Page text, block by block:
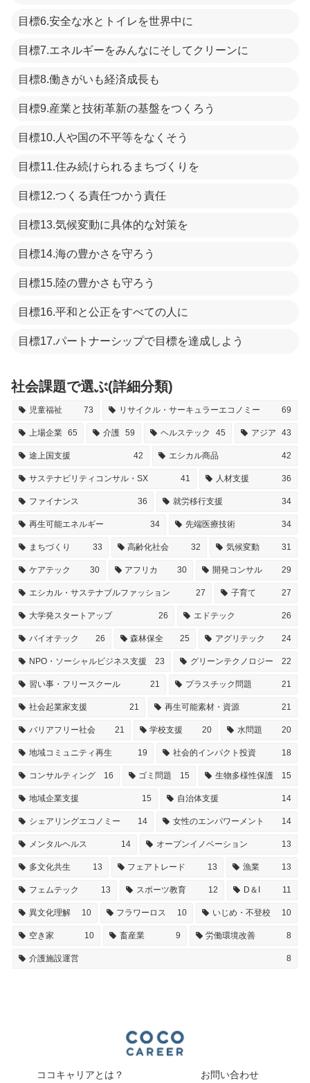
目標6.安全な水とトイレを世界中に
目標7.エネルギーをみんなにそしてクリーンに
目標8.働きがいも経済成長も
目標9.産業と技術革新の基盤をつくろう
目標10.人や国の不平等をなくそう
目標11.住み続けられるまちづくりを
目標12.つくる責任つかう責任
目標13.気候変動に具体的な対策を
目標14.海の豊かさを守ろう
目標15.陸の豊かさも守ろう
目標16.平和と公正をすべての人に
目標17.パートナーシップで目標を達成しよう
社会課題で選ぶ(詳細分類)
児童福祉 73 リサイクル・サーキュラーエコノミー 69
上場企業 65 介護 59 ヘルステック 45 アジア 43
途上国支援 42 エシカル商品 42
サステナビリティコンサル・SX 41 人材支援 36
ファイナンス 36 就労移行支援 34
再生可能エネルギー 34 先端医療技術 34
まちづくり 33 高齢化社会 32 気候変動 31
ケアテック 30 アフリカ 30 開発コンサル 29
エシカル・サステナブルファッション 27 子育て 27
大学発スタートアップ 26 エドテック 26
バイオテック 26 森林保全 25 アグリテック 24
NPO・ソーシャルビジネス支援 23 グリーンテクノロジー 22
習い事・フリースクール 21 プラスチック問題 21
社会起業家支援 21 再生可能素材・資源 21
バリアフリー社会 21 学校支援 20 水問題 20
地域コミュニティ再生 19 社会的インパクト投資 18
コンサルティング 16 ゴミ問題 15 生物多様性保護 15
地域企業支援 15 自治体支援 14
シェアリングエコノミー 14 女性のエンパワーメント 14
メンタルヘルス 14 オープンイノベーション 13
多文化共生 13 フェアトレード 13 漁業 13
フェムテック 13 スポーツ教育 12 D＆I 11
異文化理解 10 フラワーロス 10 いじめ・不登校 10
空き家 10 畜産業 9 労働環境改善 8
介護施設運営 8
ココキャリアとは？ お問い合わせ